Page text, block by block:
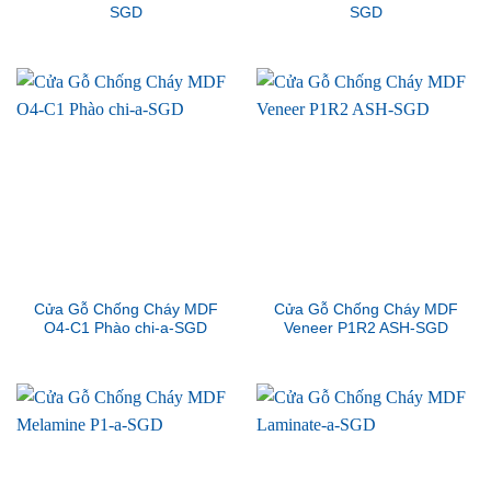
SGD
SGD
Cửa Gỗ Chống Cháy MDF
O4-C1 Phào chi-a-SGD
Cửa Gỗ Chống Cháy MDF
Veneer P1R2 ASH-SGD